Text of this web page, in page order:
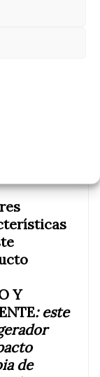
la Piel
[Clase de
Y
: este
de